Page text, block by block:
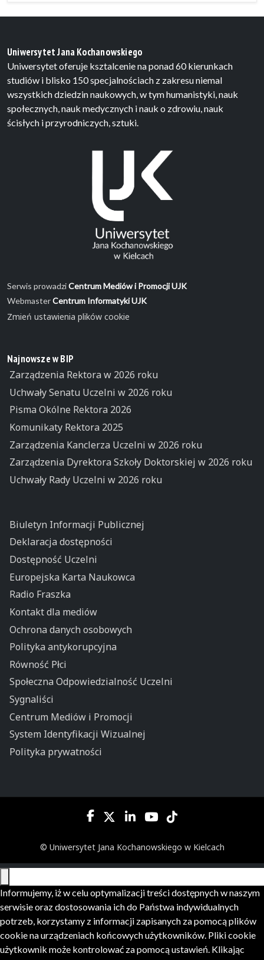
Uniwersytet Jana Kochanowskiego
Uniwersytet oferuje ksztalcenie na ponad 60 kierunkach
studiów i blisko 150 specjalnościach z zakresu niemal
wszystkich dziedzin naukowych, w tym humanistyki, nauk
społecznych, nauk medycznych i nauk o zdrowiu, nauk
ścisłych i przyrodniczych, sztuki.
Serwis prowadziCentrum Mediów i Promocji UJK
WebmasterCentrum Informatyki UJK
Zmień ustawienia plików cookie
Najnowsze w BIP
Zarządzenia Rektora w 2026 roku
Uchwały Senatu Uczelni w 2026 roku
Pisma Okólne Rektora 2026
Komunikaty Rektora 2025
Zarządzenia Kanclerza Uczelni w 2026 roku
Zarządzenia Dyrektora Szkoły Doktorskiej w 2026 roku
Uchwały Rady Uczelni w 2026 roku
Biuletyn Informacji Publicznej
Deklaracja dostępności
Dostępność Uczelni
Europejska Karta Naukowca
Radio Fraszka
Kontakt dla mediów
Ochrona danych osobowych
Polityka antykorupcyjna
Równość Płci
Społeczna Odpowiedzialność Uczelni
Sygnaliści
Centrum Mediów i Promocji
System Identyfikacji Wizualnej
Polityka prywatności
© Uniwersytet Jana Kochanowskiego w Kielcach
Informujemy, iż w celu optymalizacji treści dostępnych w naszym
serwisie oraz dostosowania ich do Państwa indywidualnych
potrzeb, korzystamy z informacji zapisanych za pomocą plików
cookie na urządzeniach końcowych użytkowników. Pliki cookie
użytkownik może kontrolować za pomocą ustawień. Klikając